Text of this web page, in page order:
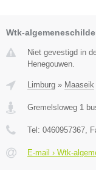
Wtk-
Niet gevestigd in
Henegouwen.
Limburg » Maaseik
Gremelsloweg 1
Tel: 0460957367,
E-mail › Wtk-